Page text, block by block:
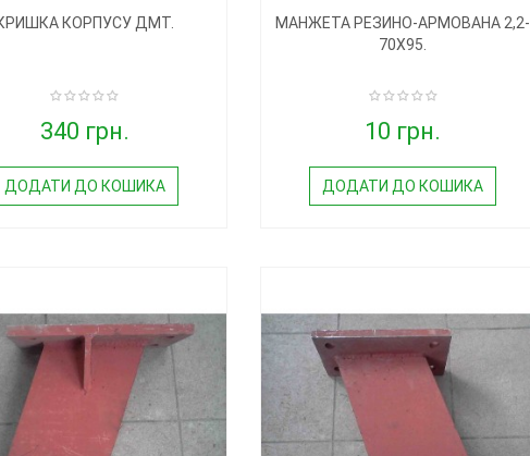
КОРПУСУ ДМТ.
340 грн.
ДОДАТИ ДО КОШИКА
МАНЖЕТА РЕЗИНО-АРМОВАНА 2,2-
70Х95.
10 грн.
ДОДАТИ ДО КОШИКА